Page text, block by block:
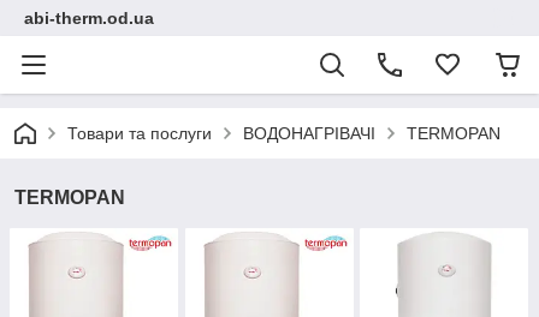
abi-therm.od.ua
Товари та послуги ВОДОНАГРІВАЧІ TERMOPAN
TERMOPAN